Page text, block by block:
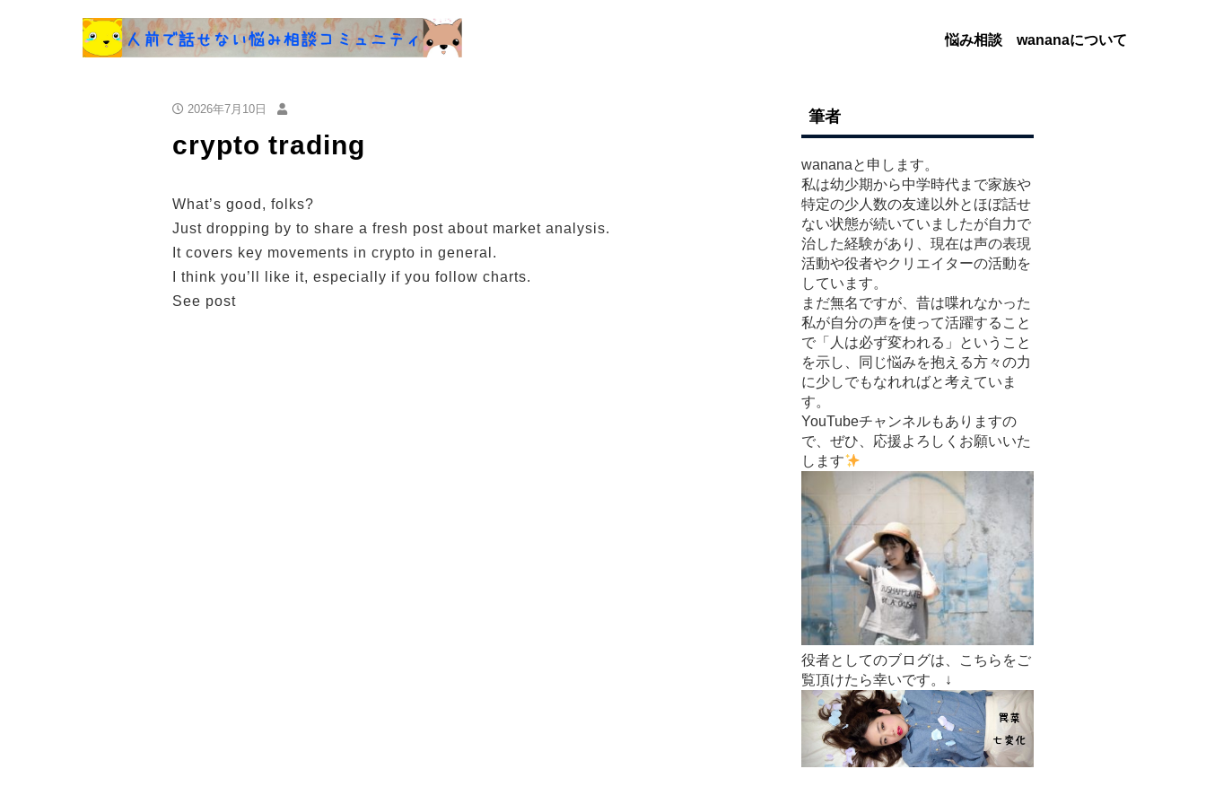
悩み相談 wananaについて
2026年7月10日
crypto trading
What’s good, folks?
Just dropping by to share a fresh post about market analysis.
It covers key movements in crypto in general.
I think you’ll like it, especially if you follow charts.
See post
筆者
wananaと申します。
私は幼少期から中学時代まで家族や
特定の少人数の友達以外とほぼ話せ
ない状態が続いていましたが自力で
治した経験があり、現在は声の表現
活動や役者やクリエイターの活動を
しています。
まだ無名ですが、昔は喋れなかった
私が自分の声を使って活躍すること
で「人は必ず変われる」ということ
を示し、同じ悩みを抱える方々の力
に少しでもなれればと考えていま
す。
YouTubeチャンネルもありますの
で、ぜひ、応援よろしくお願いいた
します
役者としてのブログは、こちらをご
覧頂けたら幸いです。↓